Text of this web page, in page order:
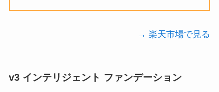
→ 楽天市場で見る
v3 インテリジェント ファンデーション